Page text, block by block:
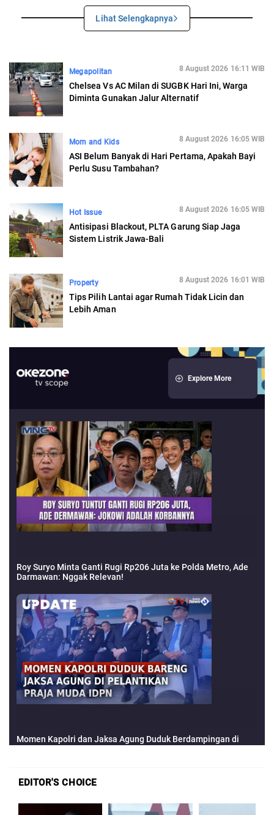
Lihat Selengkapnya
Megapolitan 8 August 2026 16:11 WIB
Chelsea Vs AC Milan di SUGBK Hari Ini, Warga
Diminta Gunakan Jalur Alternatif
Mom and Kids 8 August 2026 16:05 WIB
ASI Belum Banyak di Hari Pertama, Apakah Bayi
Perlu Susu Tambahan?
Hot Issue 8 August 2026 16:05 WIB
Antisipasi Blackout, PLTA Garung Siap Jaga
Sistem Listrik Jawa-Bali
Property 8 August 2026 16:01 WIB
Tips Pilih Lantai agar Rumah Tidak Licin dan
Lebih Aman
EDITOR'S CHOICE